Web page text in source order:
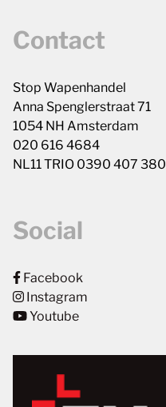
Contact
Stop Wapenhandel
Anna Spenglerstraat 71
1054 NH Amsterdam
020 616 4684
NL11 TRIO 0390 407 380
Social
Facebook
Instagram
Youtube